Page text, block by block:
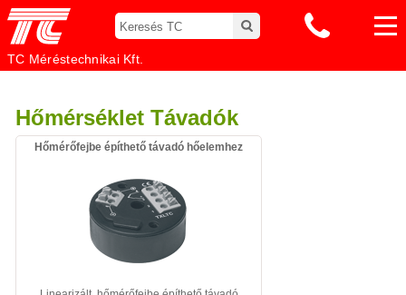
TC Méréstechnikai Kft.
Hőmérséklet Távadók
Hőmérőfejbe építhető távadó hőelemhez